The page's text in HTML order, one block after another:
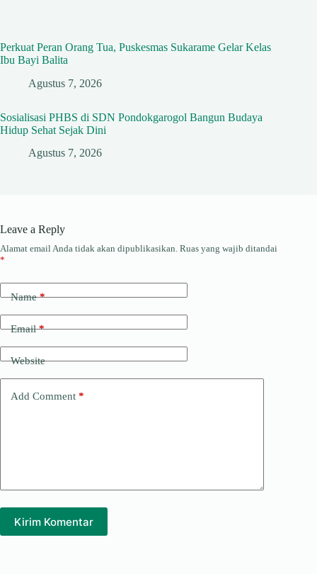
Perkuat Peran Orang Tua, Puskesmas Sukarame Gelar Kelas
Ibu Bayi Balita
Agustus 7, 2026
Sosialisasi PHBS di SDN Pondokgarogol Bangun Budaya
Hidup Sehat Sejak Dini
Agustus 7, 2026
Leave a Reply
Alamat email Anda tidak akan dipublikasikan. Ruas yang wajib ditandai
*
Name*
Email*
Website
Add Comment *
Kirim Komentar